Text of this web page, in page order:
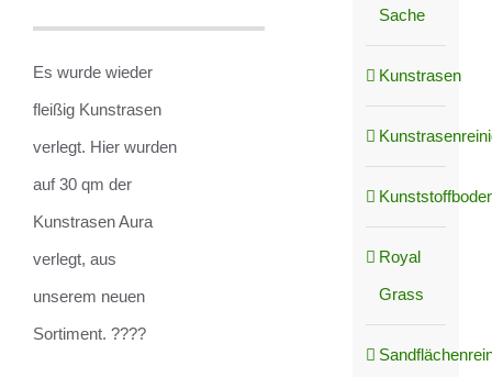
Es wurde wieder
fleißig Kunstrasen
verlegt. Hier wurden
auf 30 qm der
Kunstrasen Aura
verlegt, aus
unserem neuen
Sortiment. ????
Sache
Kunstrasen
Royal
Grass